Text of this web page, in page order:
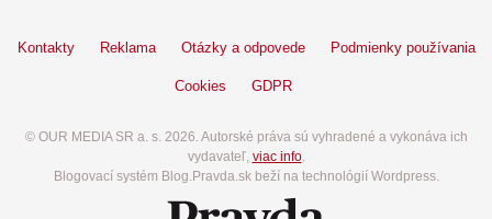
Kontakty Reklama Otázky a odpovede Podmienky používania
Cookies GDPR
© OUR MEDIA SR a. s. 2026. Autorské práva sú vyhradené a vykonáva ich
vydavateľ, viac info.
Blogovací systém Blog.Pravda.sk beží na technológií Wordpress.